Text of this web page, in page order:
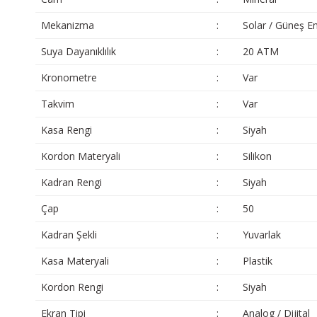
Mekanizma
:
Solar / Güneş
Suya Dayanıklılık
:
20 ATM
Kronometre
:
Var
Takvim
:
Var
Kasa Rengi
:
Siyah
Kordon Materyali
:
Silikon
Kadran Rengi
:
Siyah
Çap
:
50
Kadran Şekli
:
Yuvarlak
Kasa Materyali
:
Plastik
Kordon Rengi
:
Siyah
Ekran Tipi
: Analog / Dijital